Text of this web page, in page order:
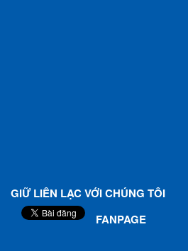
GIỮ LIÊN LẠC VỚI CHÚNG TÔI
FANPAGE